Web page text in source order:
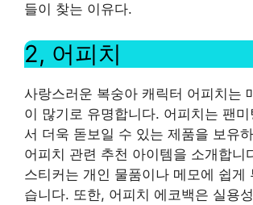
들이 찾는 이유다.
2, 어피치
사랑스러운 복숭아 캐릭터 어피치는
이 많기로 유명합니다. 어피치는 팬
서 더욱 돋보일 수 있는 제품을 보유
어피치 관련 추천 아이템을 소개합니
스티커는 개인 물품이나 메모에 쉽게
습니다. 또한, 어피치 에코백은 실용